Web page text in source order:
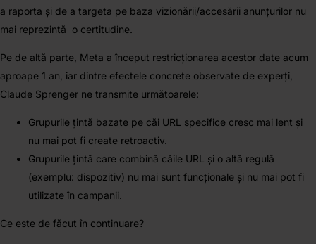
a raporta și de a targeta pe baza vizionării/accesării anunțurilor nu
mai reprezintă o certitudine.
Pe de altă parte, Meta a început restricționarea acestor date acum
aproape 1 an, iar dintre efectele concrete observate de experți,
Claude Sprenger ne transmite următoarele:
Grupurile țintă bazate pe căi URL specifice cresc mai lent și
nu mai pot fi create retroactiv.
Grupurile țintă care combină căile URL și o altă regulă
(exemplu: dispozitiv) nu mai sunt funcționale și nu mai pot fi
utilizate în campanii.
Ce este de făcut în continuare?